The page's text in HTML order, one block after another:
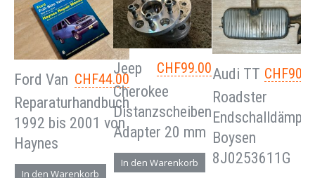
CHF44.00
Ford Van
Reparaturhandbuch
1992 bis 2001 von
Haynes
In den Warenkorb
CHF99.00
Jeep
Cherokee
Distanzscheiben
Adapter 20 mm
In den Warenkorb
CHF
Audi TT
Roadster
Boysen
8J0253611G